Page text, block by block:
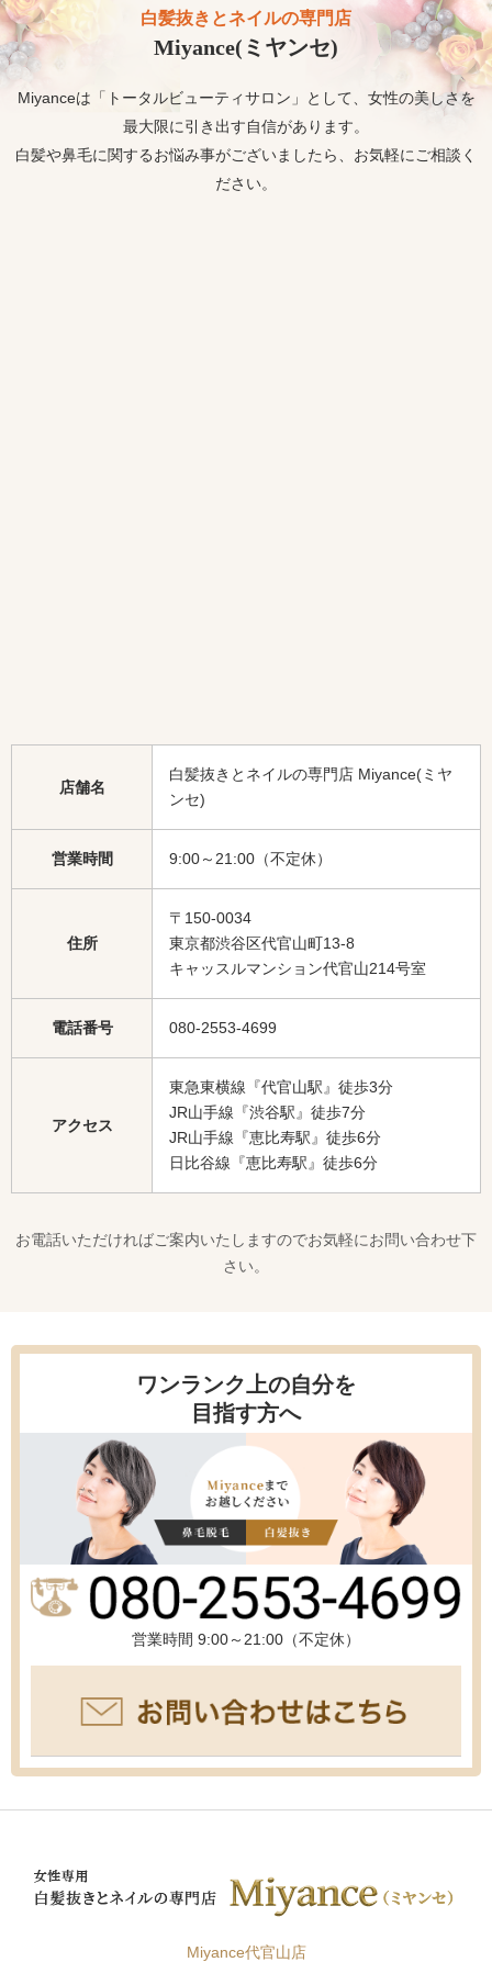
白髪抜きとネイルの専門店
Miyance(ミヤンセ)
Miyanceは「トータルビューティサロン」として、女性の美しさを
最大限に引き出す自信があります。
白髪や鼻毛に関するお悩み事がございましたら、お気軽にご相談く
ださい。
店舗名
白髪抜きとネイルの専門店 Miyance(ミヤ
ンセ)
営業時間 9:00～21:00（不定休）
住所
〒150-0034
東京都渋谷区代官山町13-8
キャッスルマンション代官山214号室
電話番号 080-2553-4699
アクセス
東急東横線『代官山駅』徒歩3分
JR山手線『渋谷駅』徒歩7分
JR山手線『恵比寿駅』徒歩6分
日比谷線『恵比寿駅』徒歩6分
お電話いただければご案内いたしますのでお気軽にお問い合わせ下
さい。
ワンランク上の自分を
目指す方へ
営業時間 9:00～21:00（不定休）
Miyance代官山店